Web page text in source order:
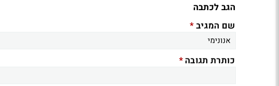
הגב לכתבה
שם המגיב*
כותרת תגובה*